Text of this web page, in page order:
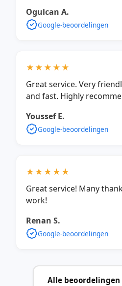
Ogulcan A.
Google-beoordelingen
★★★★★
Great service. Very
and fast. Highly
Youssef E.
Google-beoordelingen
★★★★★
Great service! Many
work!
Renan S.
Google-beoordelingen
Alle beoordelingen